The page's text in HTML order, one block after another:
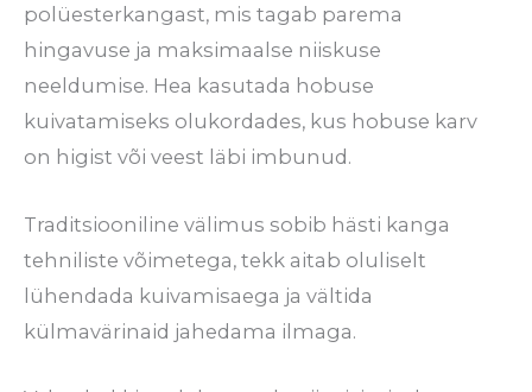
polüesterkangast, mis tagab parema
hingavuse ja maksimaalse niiskuse
neeldumise. Hea kasutada hobuse
kuivatamiseks olukordades, kus hobuse karv
on higist või veest läbi imbunud.
Traditsiooniline välimus sobib hästi kanga
tehniliste võimetega, tekk aitab oluliselt
lühendada kuivamisaega ja vältida
külmavärinaid jahedama ilmaga.